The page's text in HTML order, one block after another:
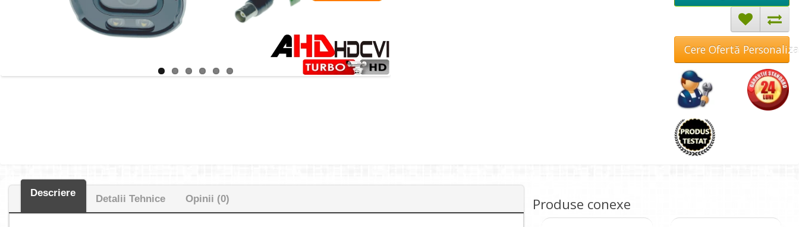
Cere Ofertă
Descriere
Detalii Tehnice Opinii (0) Produse conexe